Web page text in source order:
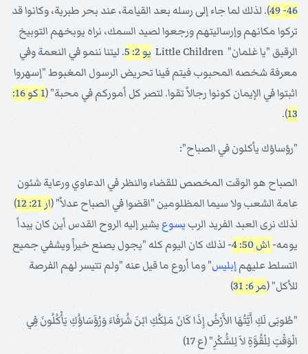
46- 49
). لذلك لما جاء إلى رسله بعد القيامة، عند بحر طبرية، وكانوا قد
تركوا مكانهم وإرساليتهم ورجعوا لصيد السمك، نراه يوبخهم التوبيخ
الرقيق "يا غلمان" Little Children
يو 2: 5
. ليتنا ننمو في النعمة وفي
معرفة شخصه المحبوب فيتم فينا تحريض الرسول المغبوط "إسهروا
اثبتوا في الإيمان كونوا رجالاً تقوا. لتصر كل أموركم في محبة" (
1 كو 16:
13
).
"رؤساؤك يأكلون في الصباح":
الصباح هو الوقت المخصص للقضاء والنظر في الدعاوي ورعاية شئون
عامة الشعب ولا سيما المظلومين "اقضوا في الصباح عدلاً" (ار 21: 12
)
لذلك نرى العبد الفريد الرب يسوع يشير إليه الروح القدس أين كان يبدأ
يومه- اش 50: 4
- لذلك كان اليوم كله "يجول يصنع خيراً ويشفي جميع
التسلط عليهمإبليس" وما أروع ما قيل عنه "ولم تتيسر لهم الفرصة
للأكل" (مر 6: 31 )
"طُوبَى لَكِ أَيَّتُهَا الأَرْضُ إِذَا كَانَ مَلِكُكِ ابْنَ شُرَفَاءَ وَرُؤَسَاؤُكِ يَأْكُلُونَ فِي
الْوَقْتِ لِلْقُوَّةِ لاَ لِلسَُّكْرِ" (ع 17)